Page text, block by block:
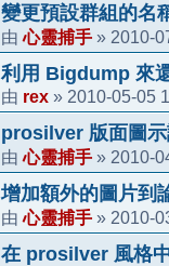
變更預設群組的名
由心靈捕手 » 2010-
利用 Bigdump 來
由 rex » 2010-05-05
prosilver 版面圖示
由心靈捕手 » 2010-
增加額外的圖片到
由心靈捕手 » 2010-
在 prosilver 風格